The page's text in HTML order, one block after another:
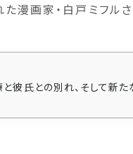
漫画家・白戸ミフル
氏との別れ、そして新た